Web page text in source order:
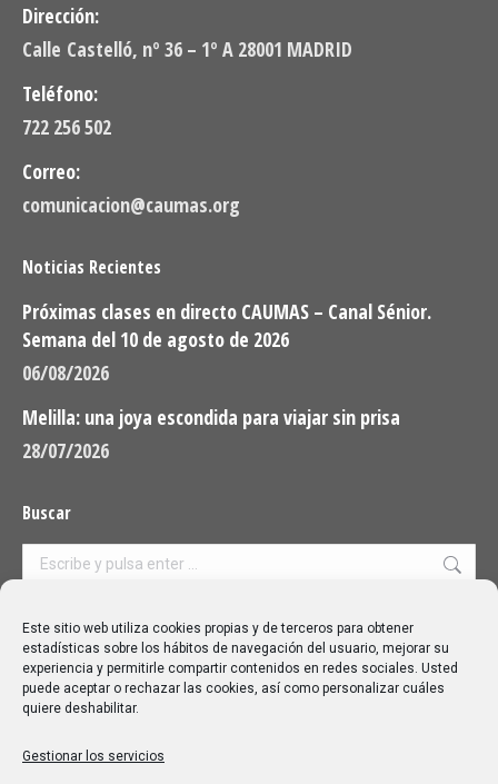
Este sitio web utiliza cookies propias y de terceros para obtener
estadísticas sobre los hábitos de navegación del usuario, mejorar su
experiencia y permitirle compartir contenidos en redes sociales. Usted
puede aceptar o rechazar las cookies, así como personalizar cuáles
quiere deshabilitar.
Gestionar los servicios
Dirección:
Calle Castelló, nº 36 – 1º A 28001 MADRID
Teléfono:
722 256 502
Correo:
comunicacion@caumas.org
Noticias Recientes
Próximas clases en directo CAUMAS – Canal Sénior.
Semana del 10 de agosto de 2026
06/08/2026
Melilla: una joya escondida para viajar sin prisa
28/07/2026
Buscar
Buscar:
Aviso Legal|Política de privacidad|Política de cookies